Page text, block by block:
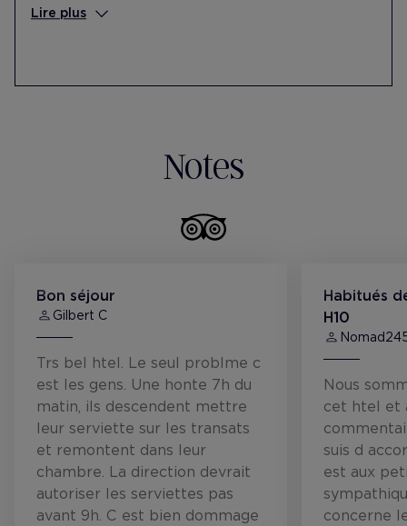
vendue à des fins sociales.
réutilisation d'objets et de déchets.
Lire plus
Notes
Bon séjour
Gilbert C
Trs bel htel. Le seul problme c
est les gens. Une honte 7h du
matin, ils descendent mettre
leur serviette sur les transats
et remontent dans leur
chambre. La direction devrait
autoriser les serviettes pas
avant 9h. C est bien dommage
Habitués
H10
Nous
cet htel et
suis d
est aux
concerne